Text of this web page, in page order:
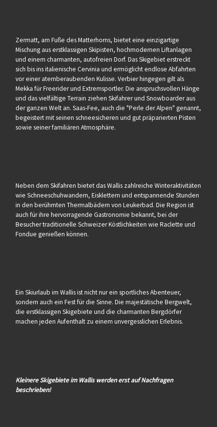
Zermatt, am Fuße des Matterhorns, bietet eine einzigartige
Mischung aus erstklassigen Skipisten, hochmodernen Liftanlagen
und einem charmanten, autofreien Dorf. Das Skigebiet erstreckt
sich bis ins italienische Cervinia und ermöglicht endlose Abfahrten
vor einer atemberaubenden Kulisse. Verbier hingegen gilt als
Mekka für Freerider und Extremsportler. Die anspruchsvollen Hänge
und das vielfältige Terrain ziehen Skifahrer und Snowboarder aus
der ganzen Welt an. Saas-Fee, auch die "Perle der Alpen" genannt,
begeistert mit seinen schneesicheren und gut präparierten Pisten
sowie seiner familiären Atmosphäre.
Neben dem Skifahren bietet das Wallis zahlreiche Winteraktivitäten
wie Schneeschuhwandern, Eisklettern und entspannende Stunden
in den berühmten Thermalbädern von Leukerbad. Die Region ist
auch für ihre hervorragende Gastronomie bekannt, bei der
Besucher traditionelle Schweizer Köstlichkeiten wie Raclette und
Fondue genießen können.
Ein Skiurlaub im Wallis ist nicht nur ein sportliches Abenteuer,
sondern auch ein Fest für die Sinne. Die majestätische Bergwelt,
die erstklassigen Skigebiete und die charmanten Bergdörfer
machen jeden Aufenthalt zu einem unvergesslichen Erlebnis.
Kleinere Skigebiete im Wallis werden erst auf Nachfragen
beschrieben!